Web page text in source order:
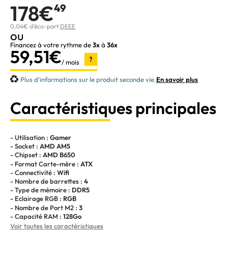
178€49
0,04€ d'éco-part DEEE
ou
Financez à votre rythme de3xà 36x
59,51€/ mois ?
Plus d'informations sur le produit seconde vie.En savoir plus
Caractéristiques principales
- Utilisation : Gamer
- Socket : AMD AM5
- Chipset : AMD B650
- Format Carte-mère : ATX
- Connectivité : Wifi
- Nombre de barrettes : 4
- Type de mémoire : DDR5
- Eclairage RGB : RGB
- Nombre de Port M2 : 3
- Capacité RAM : 128Go
Voir toutes les caractéristiques